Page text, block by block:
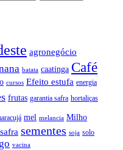
agronegócio
batata caatinga Café
cursos Efeito estufa energia
frutas garantia safra hortaliças
mel melancia Milho
safra sementes soja solo
vacina